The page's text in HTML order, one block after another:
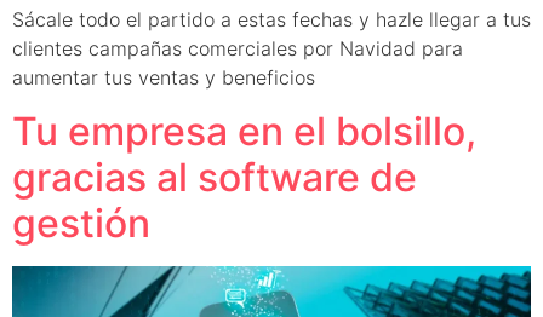
Sácale todo el partido a estas fechas y hazle llegar a tus
clientes campañas comerciales por Navidad para
aumentar tus ventas y beneficios
Tu empresa en el bolsillo,
gracias al software de
gestión